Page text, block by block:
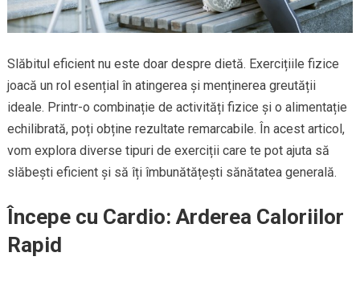
Slăbitul eficient nu este doar despre dietă. Exercițiile fizice
joacă un rol esențial în atingerea și menținerea greutății
ideale. Printr-o combinație de activități fizice și o alimentație
echilibrată, poți obține rezultate remarcabile. În acest articol,
vom explora diverse tipuri de exerciții care te pot ajuta să
slăbești eficient și să îți îmbunătățești sănătatea generală.
Începe cu Cardio: Arderea Caloriilor
Rapid